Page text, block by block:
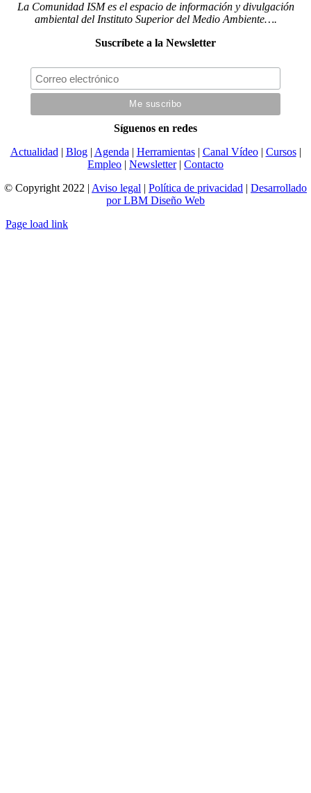
La Comunidad ISM es el espacio de información y divulgación
ambiental del Instituto Superior del Medio Ambiente….
Suscríbete a la Newsletter
Síguenos en redes
Actualidad | Blog| Agenda | Herramientas| Canal Vídeo| Cursos|
Empleo | Newsletter| Contacto
© Copyright 2022 | Aviso legal | Política de privacidad | Desarrollado
por LBM Diseño Web
Page load link